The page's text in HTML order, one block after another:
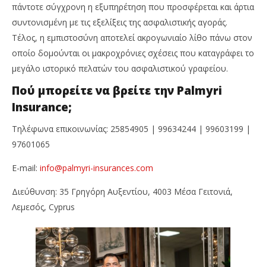
πάντοτε σύγχρονη η εξυπηρέτηση που προσφέρεται και άρτια
συντονισμένη με τις εξελίξεις της ασφαλιστικής αγοράς.
Τέλος, η εμπιστοσύνη αποτελεί ακρογωνιαίο λίθο πάνω στον
οποίο δομούνται οι μακροχρόνιες σχέσεις που καταγράφει το
μεγάλο ιστορικό πελατών του ασφαλιστικού γραφείου.
Πού μπορείτε να βρείτε την Palmyri
Insurance;
Τηλέφωνα επικοινωνίας: 25854905 | 99634244 | 99603199 |
97601065
E-mail: info@palmyri-insurances.com
Διεύθυνση: 35 Γρηγόρη Αυξεντίου, 4003 Μέσα Γειτονιά,
Λεμεσός, Cyprus